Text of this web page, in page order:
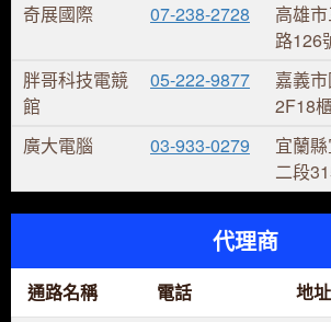
奇展國際
07-238-2728
高雄
路126
胖哥科技電競
館
05-222-9877
嘉義
2F18
廣大電腦
03-933-0279
宜蘭
二段
代理商
通路名稱 電話
地址